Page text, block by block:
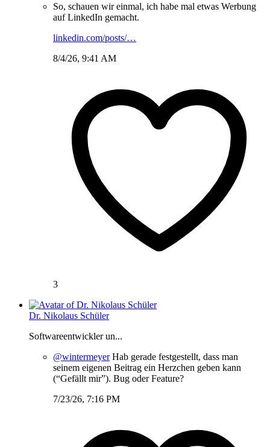
So, schauen wir einmal, ich habe mal etwas Werbung
auf LinkedIn gemacht.
linkedin.com/posts/…
8/4/26, 9:41 AM
3
Dr. Nikolaus Schüler
Softwareentwickler un...
@wintermeyerHab gerade festgestellt, dass man
seinem eigenen Beitrag ein Herzchen geben kann
(“Gefällt mir”). Bug oder Feature?
7/23/26, 7:16 PM